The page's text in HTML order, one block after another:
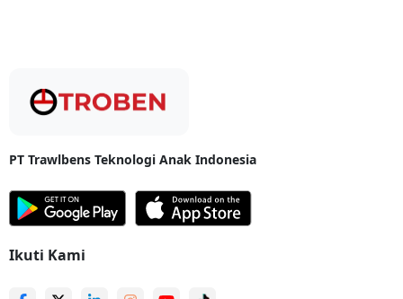
Bagaimana Alur Pengiriman Barang dari Jakarta ke
Pelalawan, Kec. Pangkalan Kerinci? Simak Penjelasannya Sebagai
Berikut!- Pengiriman cargo dari Jakarta ke Kabupaten Pelalawan, Kec.
Pangkalan Kerinci ditempuh via jalur darat menggunakan armada
barang kiriman Anda akan diangkut menggunakan truk trailer atau truk
akan berangkat darioutlet atau mitra space Troben menuju
PT Trawlbens Teknologi Anak Indonesia
Ikuti Kami